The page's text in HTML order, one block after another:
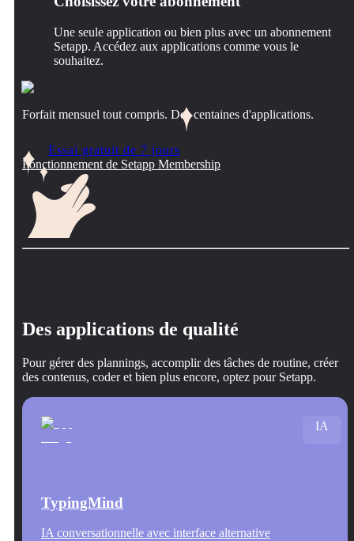
Une seule application ou bien plus avec un abonnement
Setapp. Accédez aux applications comme vous le
souhaitez.
Forfait mensuel tout compris. Des centaines d'applications.
Essai gratuit de 7 jours
Fonctionnement de Setapp Membership
Des applications de qualité
Pour gérer des plannings, accomplir des tâches de routine, créer
des contenus, coder et bien plus encore, optez pour Setapp.
TypingMind
IA conversationnelle avec interface alternative
IA